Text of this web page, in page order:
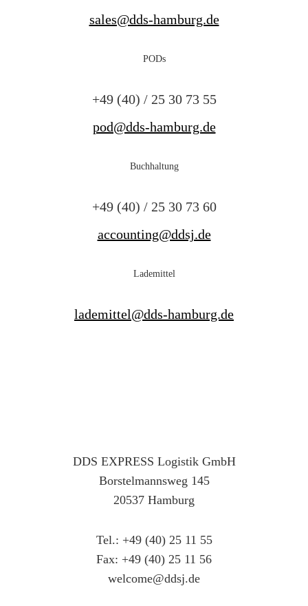
sales@dds-hamburg.de
PODs
+49 (40) / 25 30 73 55
pod@dds-hamburg.de
Buchhaltung
+49 (40) / 25 30 73 60
accounting@ddsj.de
Lademittel
lademittel@dds-hamburg.de
DDS EXPRESS Logistik GmbH
Borstelmannsweg 145
20537 Hamburg
Tel.: +49 (40) 25 11 55
Fax: +49 (40) 25 11 56
welcome@ddsj.de